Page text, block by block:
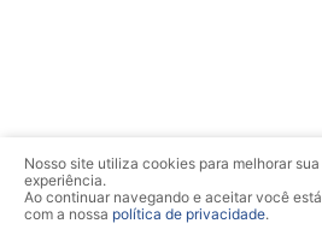
Nosso site utiliza cookies para melhorar sua
experiência.
Ao continuar navegando e aceitar você
com a nossa política de privacidade.